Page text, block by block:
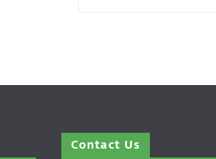
Contact Us